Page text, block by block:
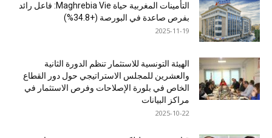
التأمينات المغربية حياة Maghrebia Vie: فاعل رائد
بفرص صاعدة في البورصة (+34.8%)
2025-11-19
الهيئة التونسية للاستثمار تنظم الدورة الثانية
والعشرين للمجلس الاستراتيجي حول دور القطاع
الخاص في بلورة الإصلاحات وفرص الاستثمار في
مراكز البيانات
2025-10-22